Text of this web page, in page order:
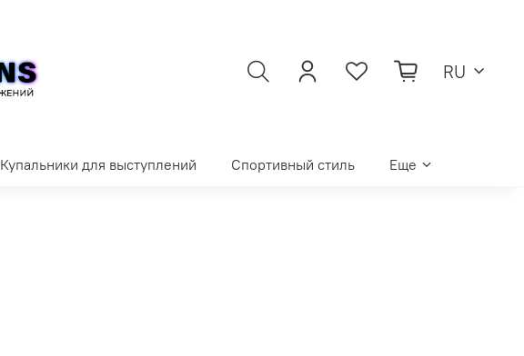
RU
Купальники для выступлений Спортивный стиль Еще